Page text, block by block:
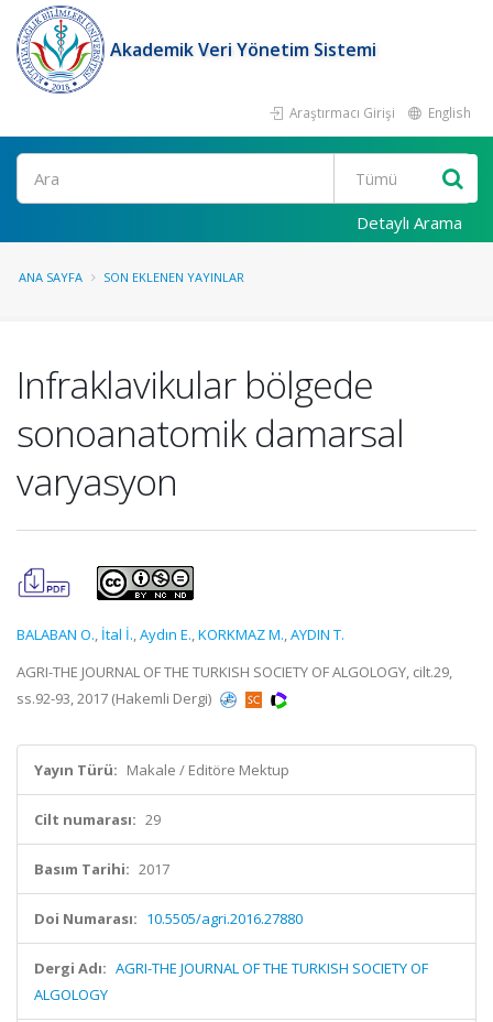
Akademik Veri Yönetim Sistemi
Araştırmacı Girişi English
Ara
Detaylı Arama
ANA SAYFA SON EKLENEN YAYINLAR
Infraklavikular bölgede
sonoanatomik damarsal
varyasyon
BALABAN O., İtal İ.,Aydın E.,KORKMAZ M.,AYDIN T.
AGRI-THE JOURNAL OF THE TURKISH SOCIETY OF ALGOLOGY, cilt.29,
ss.92-93, 2017 (Hakemli Dergi)
Yayın Türü: Makale / Editöre Mektup
Cilt numarası: 29
Basım Tarihi: 2017
Doi Numarası: 10.5505/agri.2016.27880
Dergi Adı: AGRI-THE JOURNAL OF THE TURKISH SOCIETY OF
ALGOLOGY